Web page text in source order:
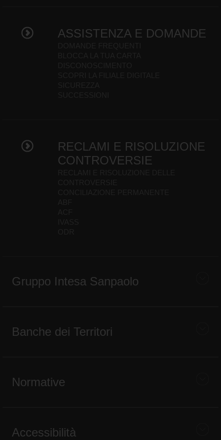
ASSISTENZA E DOMANDE
RECLAMI E RISOLUZIONE
CONTROVERSIE
Gruppo Intesa Sanpaolo
Banche dei Territori
Normative
Accessibilità